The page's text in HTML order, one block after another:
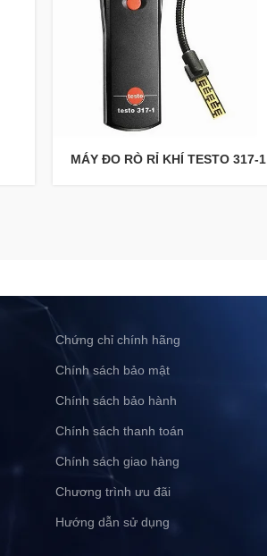
MÁY ĐO RÒ RỈ KHÍ TESTO 317-1
Chứng chỉ chính hãng
Chính sách bảo mật
Chính sách bảo hành
Chính sách thanh toán
Chính sách giao hàng
Chương trình ưu đãi
Hướng dẫn sử dụng